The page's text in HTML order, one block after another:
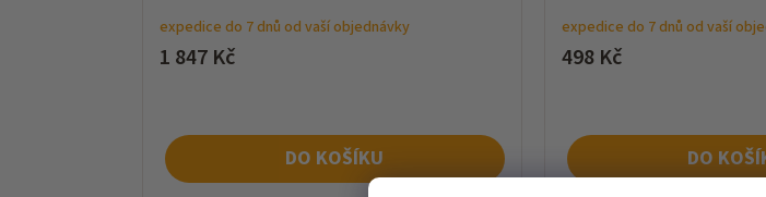
expedice do 7 dnů od vaší objednávky
1 847 Kč
DO KOŠÍKU
expedice do 7 dnů od vaší
498 Kč
DO